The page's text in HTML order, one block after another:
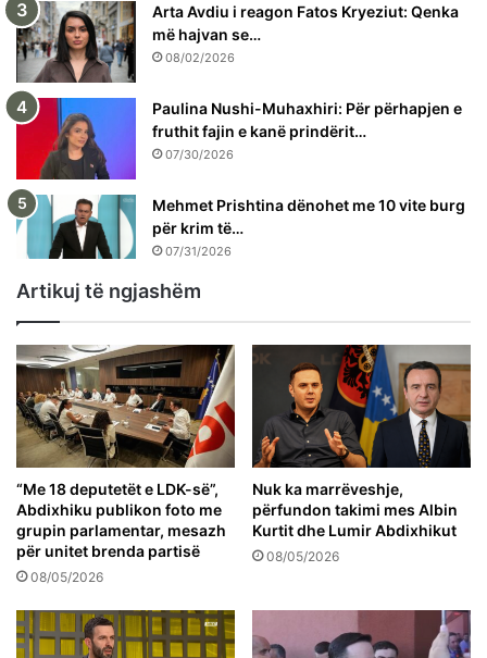
Arta Avdiu i reagon Fatos Kryeziut: Qenka
më hajvan se…
08/02/2026
Paulina Nushi-Muhaxhiri: Për përhapjen e
fruthit fajin e kanë prindërit…
07/30/2026
Mehmet Prishtina dënohet me 10 vite burg
për krim të…
07/31/2026
Artikuj të ngjashëm
“Me 18 deputetët e LDK-së”,
Abdixhiku publikon foto me
grupin parlamentar, mesazh
për unitet brenda partisë
08/05/2026
Nuk ka marrëveshje,
përfundon takimi mes Albin
Kurtit dhe Lumir Abdixhikut
08/05/2026